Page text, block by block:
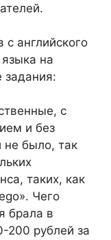
с английского
языка на
задания:
с
и без
не было, так
таких, как
Чего
брала в
200 рублей за